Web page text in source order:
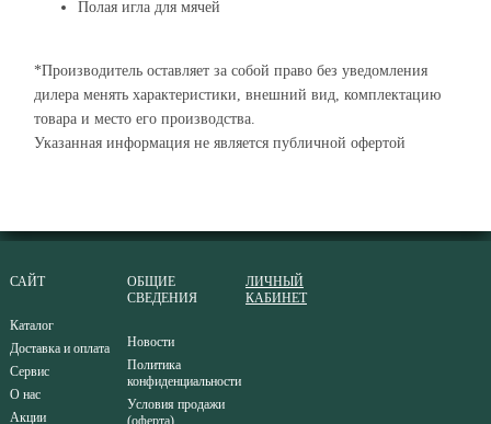
Полая игла для мячей
*Производитель оставляет за собой право без уведомления
дилера менять характеристики, внешний вид, комплектацию
товара и место его производства.
Указанная информация не является публичной офертой
САЙТ
Каталог
Доставка и оплата
Сервис
О нас
Акции
ОБЩИЕ
СВЕДЕНИЯ
Новости
Политика
конфиденциальности
Условия продажи
(оферта)
ЛИЧНЫЙ
КАБИНЕТ